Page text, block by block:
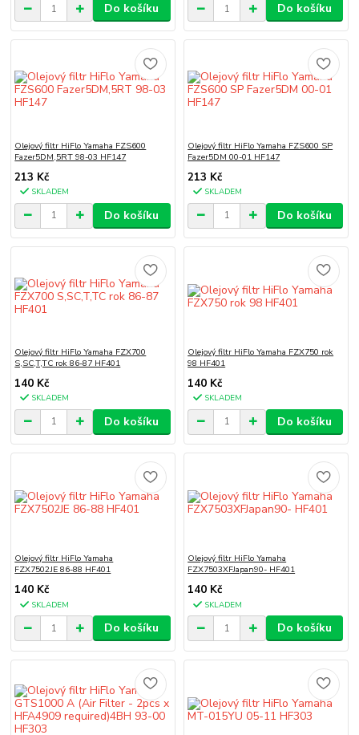
Do košíku Do košíku
Olejový filtr HiFlo Yamaha FZS600
Fazer5DM,5RT 98-03 HF147
213 Kč
SKLADEM
Do košíku
Olejový filtr HiFlo Yamaha FZS600 SP
Fazer5DM 00-01 HF147
213 Kč
SKLADEM
Do košíku
Olejový filtr HiFlo Yamaha FZX700
S,SC,T,TC rok 86-87 HF401
140 Kč
SKLADEM
Do košíku
Olejový filtr HiFlo Yamaha FZX750 rok
98 HF401
140 Kč
SKLADEM
Do košíku
Olejový filtr HiFlo Yamaha
FZX7502JE 86-88 HF401
140 Kč
SKLADEM
Do košíku
Olejový filtr HiFlo Yamaha
FZX7503XFJapan90- HF401
140 Kč
SKLADEM
Do košíku